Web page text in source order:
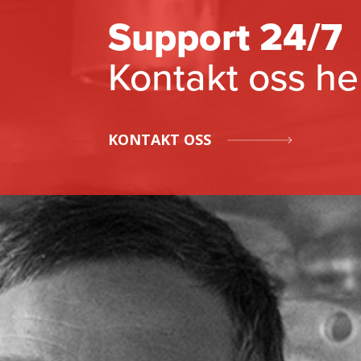
Support 24/7
Kontakt oss
KONTAKT OSS